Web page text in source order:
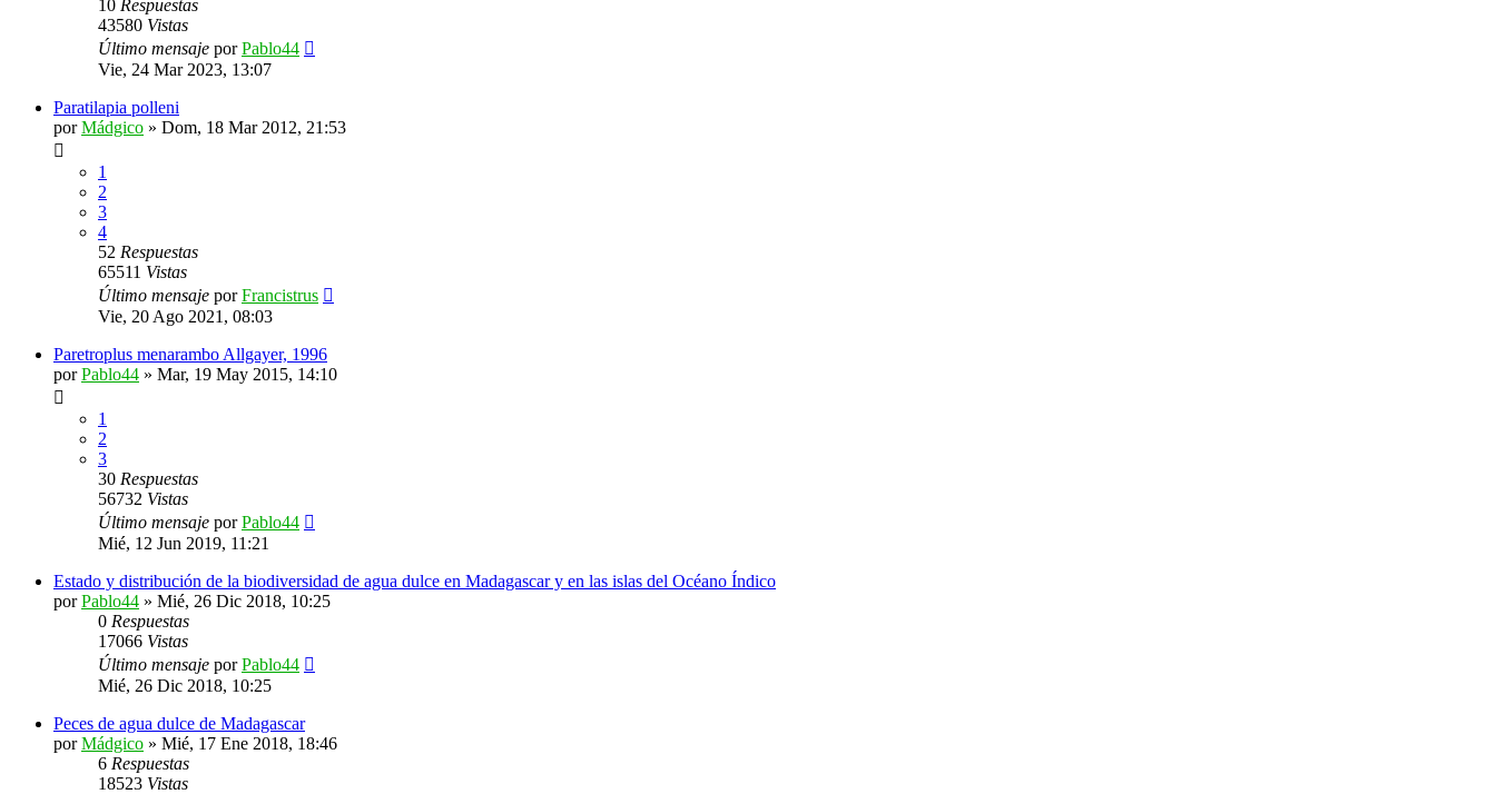
10 Respuestas
43580 Vistas
Último mensaje porPablo44
Vie, 24 Mar 2023, 13:07
Paratilapia polleni
porMádgico » Dom, 18 Mar 2012, 21:53
1
2
3
4
52 Respuestas
65511 Vistas
Último mensaje porFrancistrus
Vie, 20 Ago 2021, 08:03
Paretroplus menarambo Allgayer, 1996
porPablo44 » Mar, 19 May 2015, 14:10
1
2
3
30 Respuestas
56732 Vistas
Último mensaje porPablo44
Mié, 12 Jun 2019, 11:21
Estado y distribución de la biodiversidad de agua dulce en Madagascar y en las islas del Océano Índico
porPablo44 » Mié, 26 Dic 2018, 10:25
0 Respuestas
17066 Vistas
Último mensaje porPablo44
Mié, 26 Dic 2018, 10:25
Peces de agua dulce de Madagascar
porMádgico » Mié, 17 Ene 2018, 18:46
6 Respuestas
18523 Vistas